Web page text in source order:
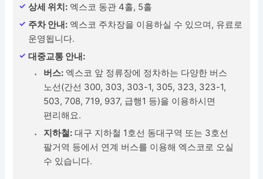
상세 위치: 엑스코 동관 4홀, 5홀
주차 안내: 엑스코 주차장을 이용하실 수 있으며, 유료로
운영됩니다.
대중교통 안내:
버스: 엑스코 앞 정류장에 정차하는 다양한 버스
노선(간선 300, 303, 303-1, 305, 323, 323-1,
503, 708, 719, 937, 급행1 등)을 이용하시면
편리해요.
지하철: 대구 지하철 1호선 동대구역 또는 3호선
팔거역 등에서 연계 버스를 이용해 엑스코로 오실
수 있습니다.